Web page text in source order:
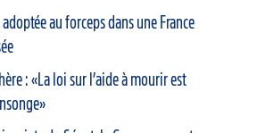
au forceps dans une France
: «La loi sur l’aide à mourir est